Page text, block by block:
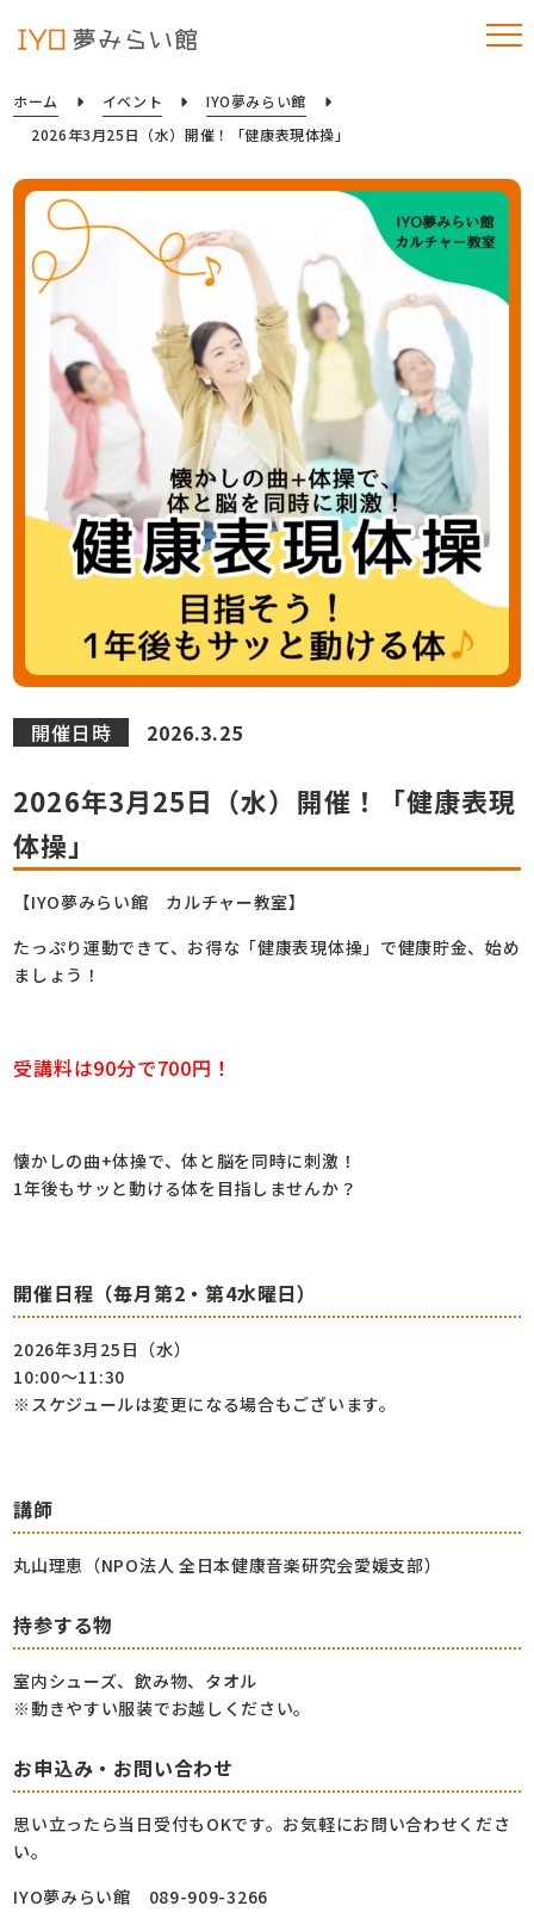
ホーム イベント
IYO夢みらい館
2026年3月25日（水）開催！「健康表現体操」
開催日時 2026.3.25
2026年3月25日（水）開催！「健康表現
体操」
【IYO夢みらい館 カルチャー教室】
たっぷり運動できて、お得な「健康表現体操」で健康貯金、始め
ましょう！
受講料は90分で700円！
懐かしの曲+体操で、体と脳を同時に刺激！
1年後もサッと動ける体を目指しませんか？
開催日程（毎月第2・第4水曜日）
2026年3月25日（水）
10:00～11:30
※スケジュールは変更になる場合もございます。
講師
丸山理恵（NPO法人 全日本健康音楽研究会愛媛支部）
持参する物
室内シューズ、飲み物、タオル
※動きやすい服装でお越しください。
お申込み・お問い合わせ
思い立ったら当日受付もOKです。お気軽にお問い合わせくださ
い。
IYO夢みらい館 089-909-3266